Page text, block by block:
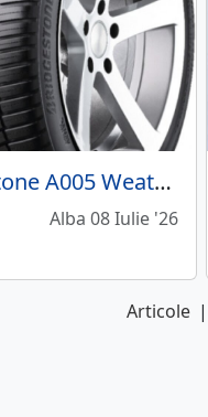
Bridgestone A005 Weather Control 185/55/R15 86H XL
Alba 08 Iulie '26
Articole |